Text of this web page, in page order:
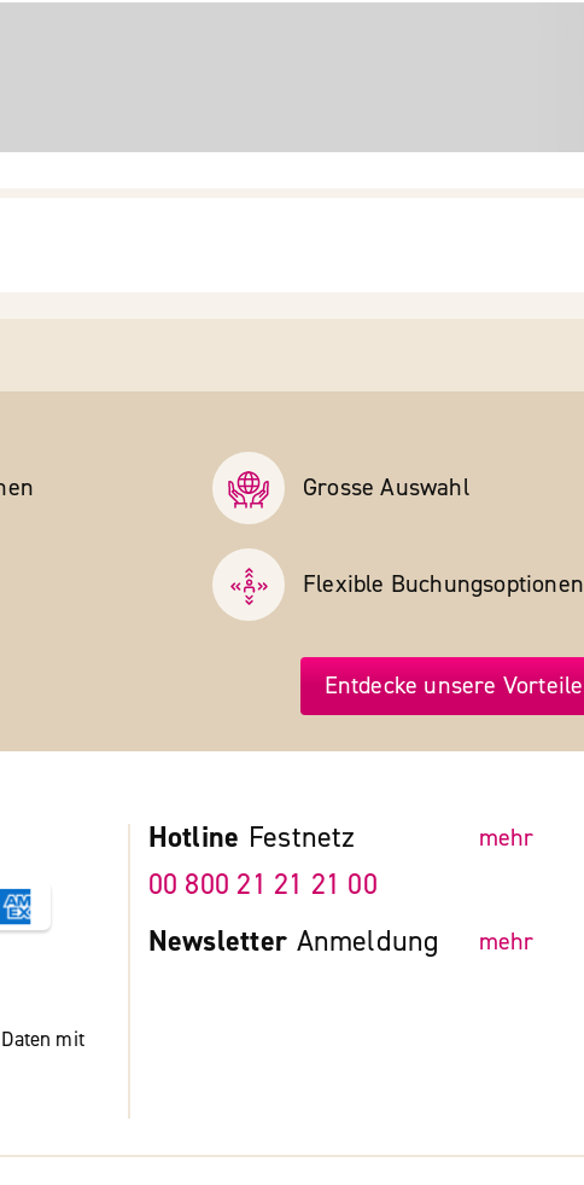
Grosse Auswahl
Flexible Buchungs­optionen
Entdecke unsere Vorteile
mit
Hotline Festnetz mehr
00 800 21 21 21 00
Newsletter Anmeldung mehr